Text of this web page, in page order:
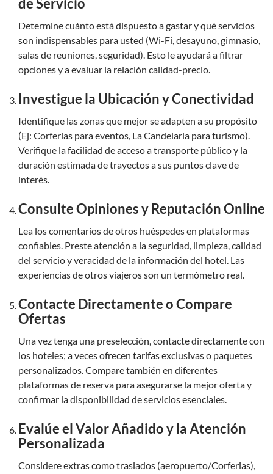
de Servicio
Determine cuánto está dispuesto a gastar y qué servicios
son indispensables para usted (Wi-Fi, desayuno, gimnasio,
salas de reuniones, seguridad). Esto le ayudará a filtrar
opciones y a evaluar la relación calidad-precio.
Investigue la Ubicación y Conectividad
Identifique las zonas que mejor se adapten a su propósito
(Ej: Corferias para eventos, La Candelaria para turismo).
Verifique la facilidad de acceso a transporte público y la
duración estimada de trayectos a sus puntos clave de
interés.
Consulte Opiniones y Reputación Online
Lea los comentarios de otros huéspedes en plataformas
confiables. Preste atención a la seguridad, limpieza, calidad
del servicio y veracidad de la información del hotel. Las
experiencias de otros viajeros son un termómetro real.
Contacte Directamente o Compare
Ofertas
Una vez tenga una preselección, contacte directamente con
los hoteles; a veces ofrecen tarifas exclusivas o paquetes
personalizados. Compare también en diferentes
plataformas de reserva para asegurarse la mejor oferta y
confirmar la disponibilidad de servicios esenciales.
Evalúe el Valor Añadido y la Atención
Personalizada
Considere extras como traslados (aeropuerto/Corferias),